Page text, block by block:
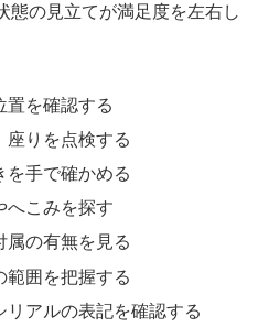
態の見立てが満足度を左右し
置を確認する
座りを点検する
を手で確かめる
へこみを探す
属の有無を見る
範囲を把握する
アルの表記を確認する